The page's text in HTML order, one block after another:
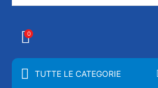
0
TUTTE LE CATEGORIE